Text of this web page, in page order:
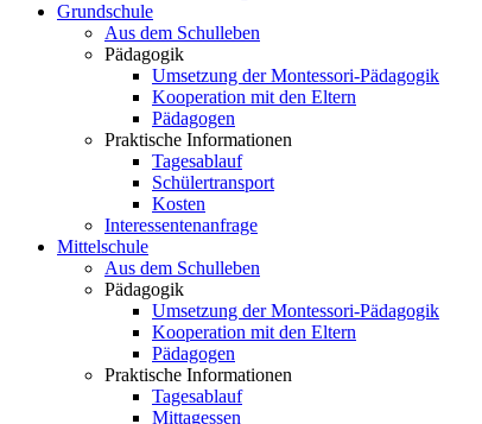
Grundschule
Aus dem Schulleben
Pädagogik
Umsetzung der Montessori-Pädagogik
Kooperation mit den Eltern
Pädagogen
Praktische Informationen
Tagesablauf
Schülertransport
Kosten
Interessentenanfrage
Mittelschule
Aus dem Schulleben
Pädagogik
Umsetzung der Montessori-Pädagogik
Kooperation mit den Eltern
Pädagogen
Praktische Informationen
Tagesablauf
Mittagessen